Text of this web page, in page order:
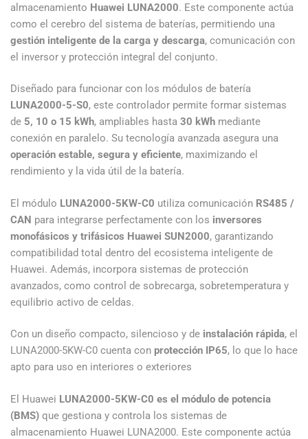
almacenamiento Huawei LUNA2000. Este componente actúa
como el cerebro del sistema de baterías, permitiendo una
gestión inteligente de la carga y descarga, comunicación con
el inversor y protección integral del conjunto.
Diseñado para funcionar con los módulos de batería
LUNA2000-5-S0, este controlador permite formar sistemas
de 5, 10 o 15 kWh, ampliables hasta 30 kWh mediante
conexión en paralelo. Su tecnología avanzada asegura una
operación estable, segura y eficiente, maximizando el
rendimiento y la vida útil de la batería.
El módulo LUNA2000-5KW-C0 utiliza comunicación RS485 /
CAN para integrarse perfectamente con los inversores
monofásicos y trifásicos Huawei SUN2000, garantizando
compatibilidad total dentro del ecosistema inteligente de
Huawei. Además, incorpora sistemas de protección
avanzados, como control de sobrecarga, sobretemperatura y
equilibrio activo de celdas.
Con un diseño compacto, silencioso y de instalación rápida, el
LUNA2000-5KW-C0 cuenta con protección IP65, lo que lo hace
apto para uso en interiores o exteriores
El Huawei LUNA2000-5KW-C0 es el módulo de potencia
(BMS) que gestiona y controla los sistemas de
almacenamiento Huawei LUNA2000. Este componente actúa